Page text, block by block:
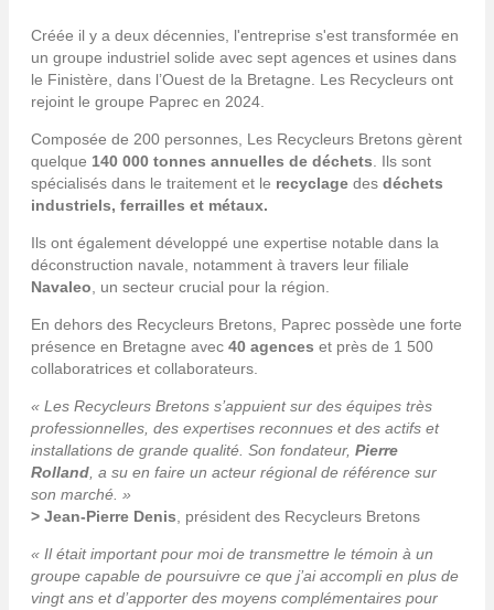
Créée il y a deux décennies, l'entreprise s'est transformée en
un groupe industriel solide avec sept agences et usines dans
le Finistère, dans l’Ouest de la Bretagne. Les Recycleurs ont
rejoint le groupe Paprec en 2024.
Composée de 200 personnes, Les Recycleurs Bretons gèrent
quelque 140 000 tonnes annuelles de déchets . Ils sont
spécialisés dans le traitement et le recyclage des déchets
industriels, ferrailles et métaux.
Ils ont également développé une expertise notable dans la
déconstruction navale, notamment à travers leur filiale
Navaleo , un secteur crucial pour la région.
En dehors des Recycleurs Bretons, Paprec possède une forte
présence en Bretagne avec 40 agences et près de 1 500
collaboratrices et collaborateurs.
« Les Recycleurs Bretons s’appuient sur des équipes très
professionnelles, des expertises reconnues et des actifs et
installations de grande qualité. Son fondateur, Pierre
Rolland , a su en faire un acteur régional de référence sur
son marché. »
> Jean-Pierre Denis , président des Recycleurs Bretons
« Il était important pour moi de transmettre le témoin à un
groupe capable de poursuivre ce que j’ai accompli en plus de
vingt ans et d’apporter des moyens complémentaires pour